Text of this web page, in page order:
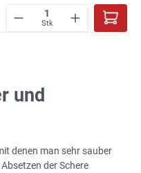
Stk
und
denen man sehr sauber
der Schere